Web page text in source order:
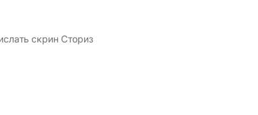
скрин Сториз